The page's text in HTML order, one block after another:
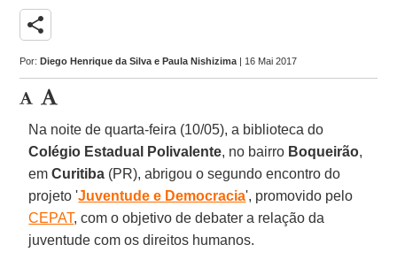
share
Por:Diego Henrique da Silva e Paula Nishizima | 16 Mai 2017
Na noite de quarta-feira (10/05), a biblioteca do
Colégio Estadual Polivalente, no bairro Boqueirão,
emCuritiba (PR), abrigou o segundo encontro do
projeto 'Juventude e Democracia', promovido pelo
CEPAT, com o objetivo de debater a relação da
juventude com os direitos humanos.